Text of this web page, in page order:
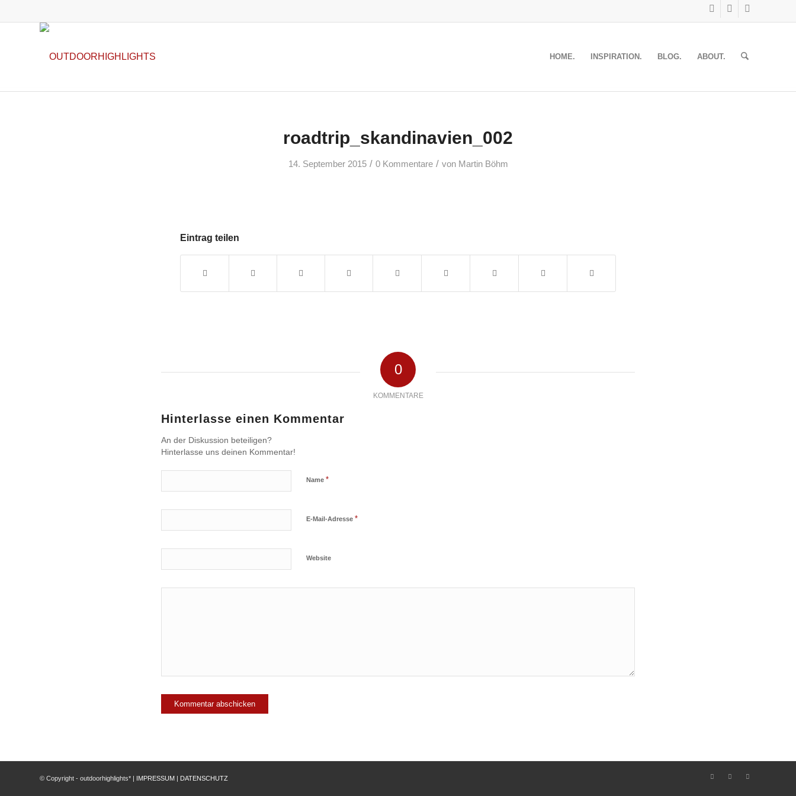
HOME. INSPIRATION. BLOG. ABOUT.
roadtrip_skandinavien_002
14. September 2015 / 0 Kommentare / von Martin Böhm
Eintrag teilen
0
KOMMENTARE
Hinterlasse einen Kommentar
An der Diskussion beteiligen?
Hinterlasse uns deinen Kommentar!
Name *
E-Mail-Adresse *
Website
© Copyright - outdoorhighlights* | IMPRESSUM DATENSCHUTZ